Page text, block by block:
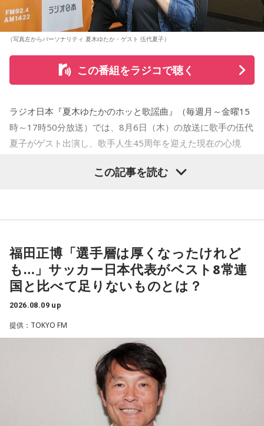
（写真左からパーソナリティ 夏木ゆたか・ゲスト 伍代夏子）
この番組をラジコで聴く
ラジオ日本『夏木ゆたかのホッと歌謡曲』（毎週月～金曜15
時～17時50分放送）では、8月6日（木）の放送に歌手の伍代
夏子がゲスト出演し、歌手人生45周年を迎えた現在の心境
ることを明かした。また、歌手はレコーディングを終えた
後、自分自身が“演出家”となって楽曲を育てていく仕事でもあ
ると語り、長年培ってきた表現者としての思いを語った。
ューから間もなく所属レコード会社がなくなり、「どこへ行
けばいいの？」と途方に暮れたことや、芸名を何度も変えな
がら挑戦を続けてきた日々を振り返る。それでも諦めずに歌
い続けた経験が、45周年記念シングル「露天の花」に込めた
「どんな環境でも花は咲く」「その場所で咲く花がある」と
いうメッセージにつながっていると話した。人生は何度でも
この記事を読む
福田正博「選手層は厚くなったけれど
も…」サッカー日本代表がベスト8常連
国と比べて足りないものとは？
2026.08.09 up
提供：TOKYO FM